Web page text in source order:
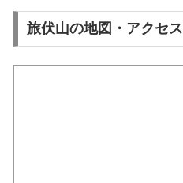
旅伏山の地図・アクセス